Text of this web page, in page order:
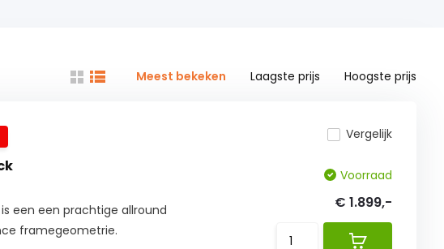
Meest bekeken Laagste prijs Hoogste prijs
een een prachtige allround
framegeometrie.
Vergelijk
Voorraad
€ 1.899,-